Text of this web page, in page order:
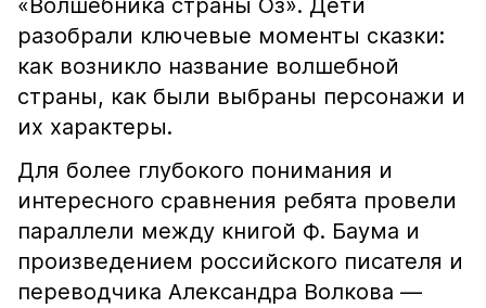
«Волшебника страны Оз». Дети
разобрали ключевые моменты сказки:
как возникло название волшебной
страны, как были выбраны персонажи и
их характеры.
Для более глубокого понимания и
интересного сравнения ребята провели
параллели между книгой Ф. Баума и
произведением российского писателя и
переводчика Александра Волкова —